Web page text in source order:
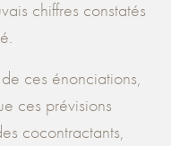
chiffres constatés
ces énonciations,
ces prévisions
cocontractants,